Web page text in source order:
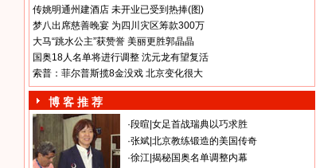
传姚明通州建酒店 未开业已受到热捧(图)
梦八出席慈善晚宴 为四川灾区筹款300万
大马“跳水公主”获赞誉 美丽更胜郭晶晶
国奥18人名单将进行调整 沈元龙有望复活
索普：菲尔普斯揽8金没戏 北京变化很大
博 客 推 荐
·段暄 女足首战瑞典以巧求胜
·张斌 北京教练锻造的美国传奇
·徐江 揭秘国奥名单调整内幕